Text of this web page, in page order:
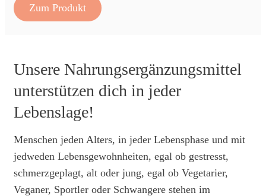
Zum Produkt
Unsere Nahrungsergänzungsmittel
unterstützen dich in jeder
Lebenslage!
Menschen jeden Alters, in jeder Lebensphase und mit
jedweden Lebensgewohnheiten, egal ob gestresst,
schmerzgeplagt, alt oder jung, egal ob Vegetarier,
Veganer, Sportler oder Schwangere stehen im